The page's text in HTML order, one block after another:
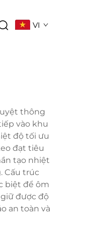
VI
thông
vào khu
độ tối ưu
đạt tiêu
tạo nhiệt
Cấu trúc
biệt để ôm
được độ
an toàn và